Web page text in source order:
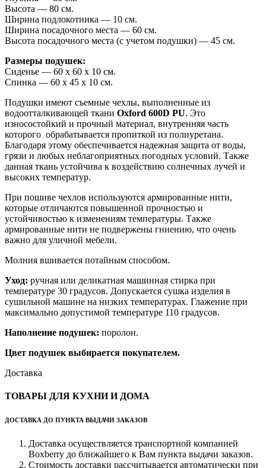
Высота — 80 см.
Ширина подлокотника — 10 см.
Ширина посадочного места — 60 см.
Высота посадочного места (с учетом подушки) — 45 см.
Размеры подушек:
Сиденье — 60 х 60 х 10 см.
Спинка — 60 х 45 х 10 см.
Подушки имеют съемные чехлы, выполненные из
водоотталкивающей ткани Oxford 600D PU. Это
износостойкий и прочный материал, внутренняя часть
которого обрабатывается пропиткой из полиуретана.
Благодаря этому обеспечивается надежная защита от воды,
грязи и любых неблагоприятных погодных условий. Также
данная ткань устойчива к воздействию солнечных лучей и
высоких температур.
При пошиве чехлов используются армированные нити,
которые отличаются повышенной прочностью и
устойчивостью к изменениям температуры. Также
армированные нити не подвержены гниению, что очень
важно для уличной мебели.
Молния вшивается потайным способом.
Уход: ручная или деликатная машинная стирка при
температуре 30 градусов. Допускается сушка изделия в
сушильной машине на низких температурах. Глажение при
максимально допустимой температуре 110 градусов.
Наполнение подушек: поролон.
Цвет подушек выбирается покупателем.
Доставка
ТОВАРЫ ДЛЯ КУХНИ И ДОМА
ДОСТАВКА ДО ПУНКТА ВЫДАЧИ ЗАКАЗОВ
Доставка осуществляется транспортной компанией
Boxberry до ближайшего к Вам пункта выдачи заказов.
Стоимость доставки рассчитывается автоматически при